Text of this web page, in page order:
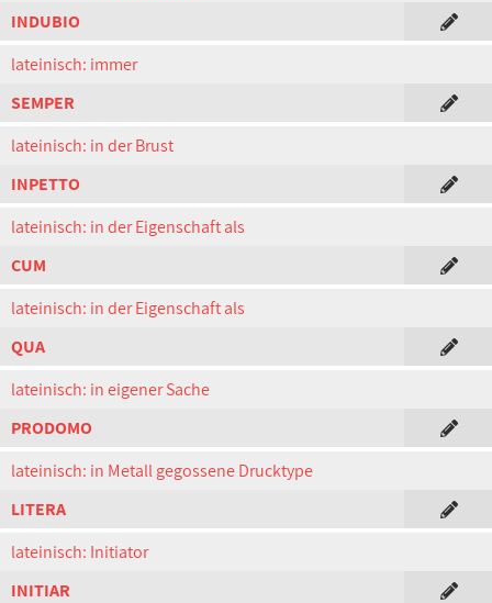
INDUBIO
lateinisch: immer
SEMPER
lateinisch: in der Brust
INPETTO
lateinisch: in der Eigenschaft als
CUM
lateinisch: in der Eigenschaft als
QUA
lateinisch: in eigener Sache
PRODOMO
lateinisch: in Metall gegossene Drucktype
LITERA
lateinisch: Initiator
INITIAR